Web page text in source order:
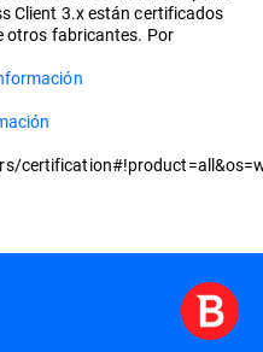
Client 3.x están certificados
otros fabricantes. Por